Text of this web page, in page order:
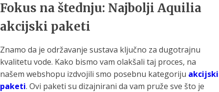
Fokus na štednju: Najbolji Aquilia
akcijski paketi
Znamo da je održavanje sustava ključno za dugotrajnu
kvalitetu vode. Kako bismo vam olakšali taj proces, na
našem webshopu izdvojili smo posebnu kategoriju akcijski
paketi. Ovi paketi su dizajnirani da vam pruže sve što je